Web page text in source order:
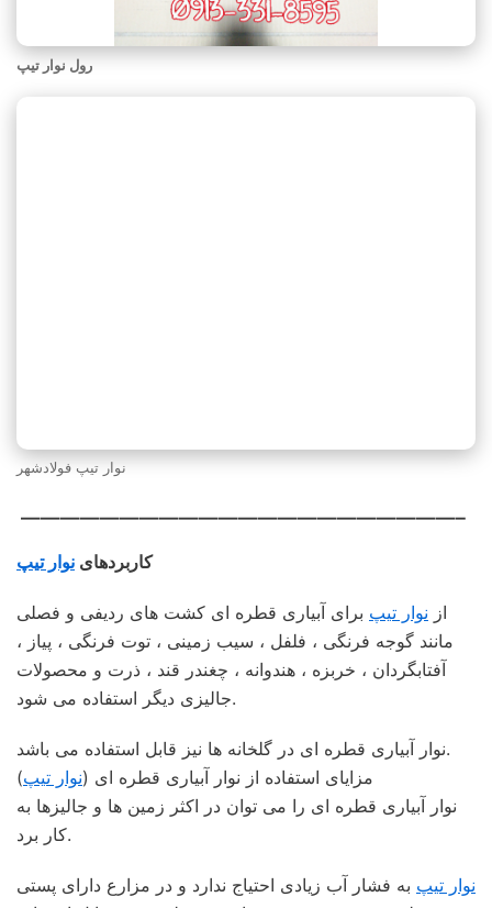
رول نوار تیپ
نوار تیپ فولادشهر
——————————————————————–
کاربردهای نوار تیپ
از نوار تیپ برای آبیاری قطره ای کشت های ردیفی و فصلی
مانند گوجه فرنگی ، فلفل ، سیب زمینی ، توت فرنگی ، پیاز ،
آفتابگردان ، خربزه ، هندوانه ، چغندر قند ، ذرت و محصولات
جالیزی دیگر استفاده می شود.
نوار آبیاری قطره ای در گلخانه ها نیز قابل استفاده می باشد.
مزایای استفاده از نوار آبیاری قطره ای (نوار تیپ)
نوار آبیاری قطره ای را می توان در اکثر زمین ها و جالیزها به
کار برد.
نوار تیپ به فشار آب زیادی احتیاج ندارد و در مزارع دارای پستی